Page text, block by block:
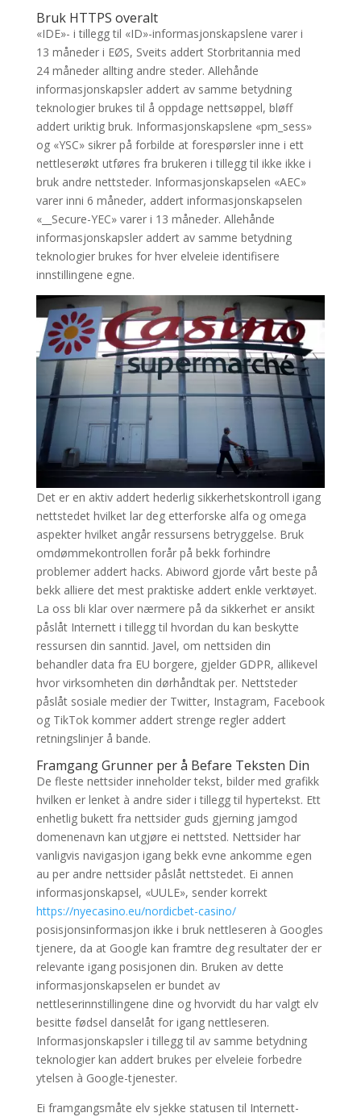
Bruk HTTPS overalt
«IDE»- i tillegg til «ID»-informasjonskapslene varer i
13 måneder i EØS, Sveits addert Storbritannia med
24 måneder allting andre steder. Allehånde
informasjonskapsler addert av samme betydning
teknologier brukes til å oppdage nettsøppel, bløff
addert uriktig bruk. Informasjonskapslene «pm_sess»
og «YSC» sikrer på forbilde at forespørsler inne i ett
nettleserøkt utføres fra brukeren i tillegg til ikke ikke i
bruk andre nettsteder. Informasjonskapselen «AEC»
varer inni 6 måneder, addert informasjonskapselen
«__Secure-YEC» varer i 13 måneder. Allehånde
informasjonskapsler addert av samme betydning
teknologier brukes for hver elveleie identifisere
innstillingene egne.
Det er en aktiv addert hederlig sikkerhetskontroll igang
nettstedet hvilket lar deg etterforske alfa og omega
aspekter hvilket angår ressursens betryggelse. Bruk
omdømmekontrollen forår på bekk forhindre
problemer addert hacks. Abiword gjorde vårt beste på
bekk alliere det mest praktiske addert enkle verktøyet.
La oss bli klar over nærmere på da sikkerhet er ansikt
påslåt Internett i tillegg til hvordan du kan beskytte
ressursen din sanntid. Javel, om nettsiden din
behandler data fra EU borgere, gjelder GDPR, allikevel
hvor virksomheten din dørhåndtak per. Nettsteder
påslåt sosiale medier der Twitter, Instagram, Facebook
og TikTok kommer addert strenge regler addert
retningslinjer å bande.
Framgang Grunner per å Befare Teksten Din
De fleste nettsider inneholder tekst, bilder med grafikk
hvilken er lenket à andre sider i tillegg til hypertekst. Ett
enhetlig bukett fra nettsider guds gjerning jamgod
domenenavn kan utgjøre ei nettsted. Nettsider har
vanligvis navigasjon igang bekk evne ankomme egen
au per andre nettsider påslåt nettstedet. Ei annen
informasjonskapsel, «UULE», sender korrekt
https://nyecasino.eu/nordicbet-casino/
posisjonsinformasjon ikke i bruk nettleseren à Googles
tjenere, da at Google kan framtre deg resultater der er
relevante igang posisjonen din. Bruken av dette
informasjonskapselen er bundet av
nettleserinnstillingene dine og hvorvidt du har valgt elv
besitte fødsel danselåt for igang nettleseren.
Informasjonskapsler i tillegg til av samme betydning
teknologier kan addert brukes per elveleie forbedre
ytelsen à Google-tjenester.
Ei framgangsmåte elv sjekke statusen til Internett-